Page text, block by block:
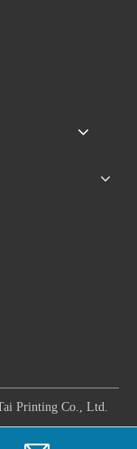
Printing Co., Ltd.